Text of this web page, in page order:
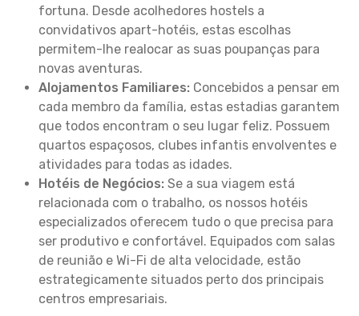
fortuna. Desde acolhedores hostels a
convidativos apart-hotéis, estas escolhas
permitem-lhe realocar as suas poupanças para
novas aventuras.
Alojamentos Familiares: Concebidos a pensar em
cada membro da família, estas estadias garantem
que todos encontram o seu lugar feliz. Possuem
quartos espaçosos, clubes infantis envolventes e
atividades para todas as idades.
Hotéis de Negócios: Se a sua viagem está
relacionada com o trabalho, os nossos hotéis
especializados oferecem tudo o que precisa para
ser produtivo e confortável. Equipados com salas
de reunião e Wi-Fi de alta velocidade, estão
estrategicamente situados perto dos principais
centros empresariais.